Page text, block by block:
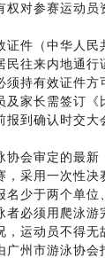
权对参赛运动
证件（中华人
民往来内地通
须持有效证件方
及家长需签订
到确认时交大
协会审定的最新
，采用一次性决
名少于两个单
者必须用爬泳游
，运动员不得无
广州市游泳协会